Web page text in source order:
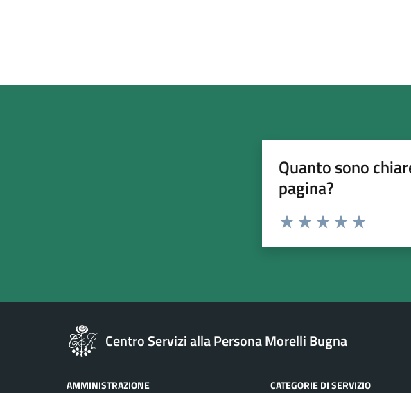
Quanto sono
pagina?
Esprimi una valutazione
Centro Servizi alla Persona Morelli Bugna
AMMINISTRAZIONE CATEGORIE DI SERVIZIO